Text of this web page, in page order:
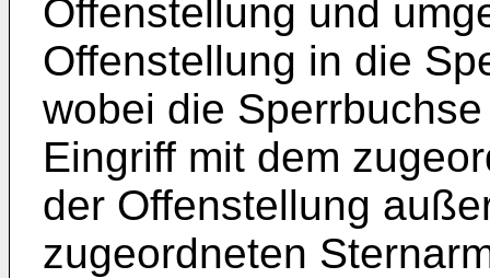
Offenstellung und
Offenstellung in die
wobei die
Eingriff mit dem
der Offenstellung
zugeordneten